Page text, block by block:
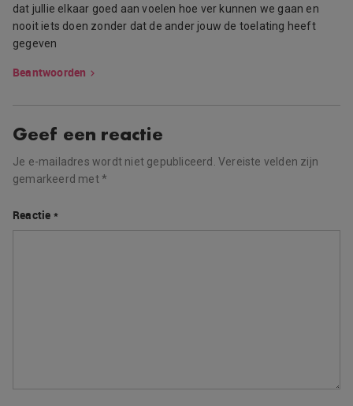
dat jullie elkaar goed aan voelen hoe ver kunnen we gaan en
nooit iets doen zonder dat de ander jouw de toelating heeft
gegeven
Beantwoorden
Geef een reactie
Je e-mailadres wordt niet gepubliceerd. Vereiste velden zijn
gemarkeerd met*
Reactie *